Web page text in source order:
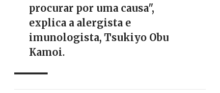
procurar por uma causa",
explica a alergista e
imunologista, Tsukiyo Obu
Kamoi.